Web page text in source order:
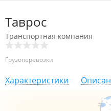
Таврос
Транспортная компания
Грузоперевозки
Характеристики